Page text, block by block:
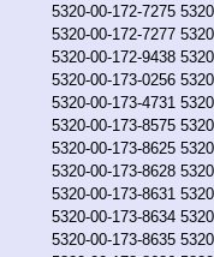
5320-00-172-7275
5320-00-172-7277
5320-00-172-9438
5320-00-173-0256
5320-00-173-4731
5320-00-173-8575
5320-00-173-8625
5320-00-173-8628
5320-00-173-8631
5320-00-173-8634
5320-00-173-8635